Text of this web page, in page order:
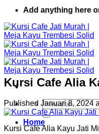
Add anything here
Pencarian
untuk:
Home
Kursi Cafe Alia
Published Januari 8, 2024
Kursi Cafe Alia Kayu Jati